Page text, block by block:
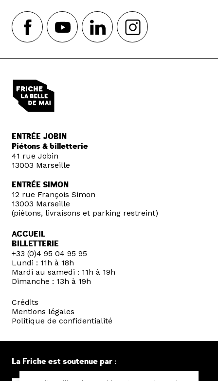
ENTRÉE JOBIN
Piétons & billetterie
41 rue Jobin
13003 Marseille
ENTRÉE SIMON
12 rue François Simon
13003 Marseille
(piétons, livraisons et parking restreint)
ACCUEIL
BILLETTERIE
+33 (0)4 95 04 95 95
Lundi : 11h à 18h
Mardi au samedi : 11h à 19h
Dimanche : 13h à 19h
Crédits
Mentions légales
Politique de confidentialité
La Friche est soutenue par :